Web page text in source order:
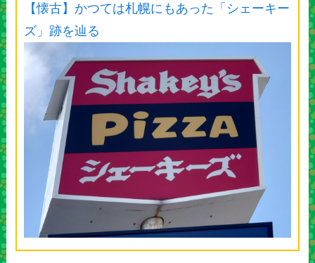
【懐古】かつては札幌にもあった「シェーキー
ズ」跡を辿る